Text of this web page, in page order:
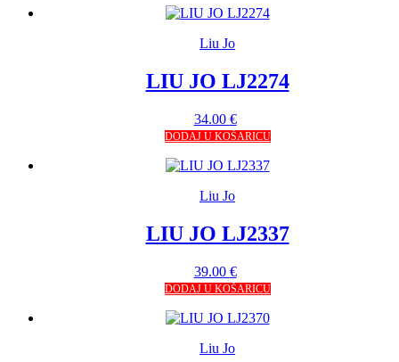
Liu Jo
LIU JO LJ2274
34.00 €
DODAJ U KOŠARICU
Liu Jo
LIU JO LJ2337
39.00 €
DODAJ U KOŠARICU
Liu Jo